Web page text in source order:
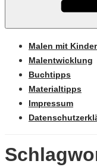
Malen mit
Malentwicklung
Buchtipps
Materialtipps
Impressum